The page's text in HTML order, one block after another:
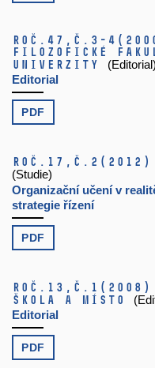
Roč.47, č.3-4
filozofické
univerzity
(Editorial)
Editorial
PDF
Roč.17, č.2 (2012)
(Studie)
Organizační učení v
strategie řízení
PDF
Roč.13, č.1 (2008)
Škola a místo
Editorial
PDF